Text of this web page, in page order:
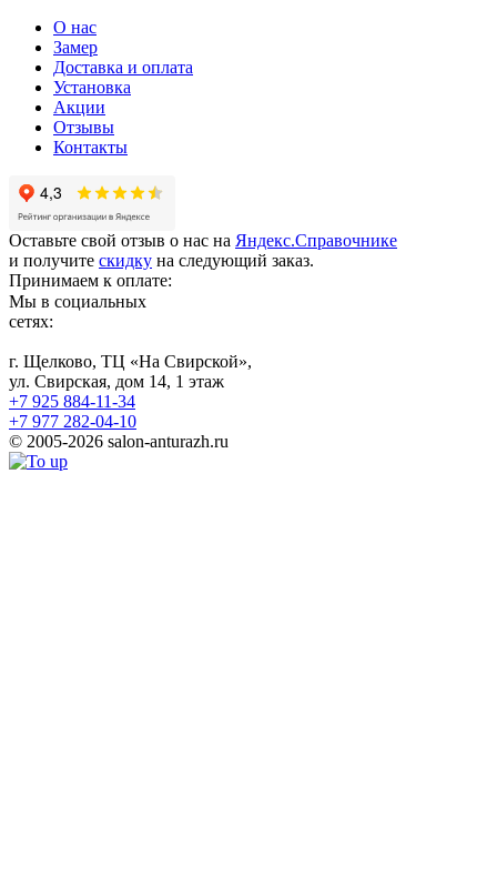
О нас
Замер
Доставка и оплата
Установка
Акции
Отзывы
Контакты
Оставьте свой отзыв о нас на Яндекс.Справочнике
и получите скидку на следующий заказ.
Принимаем к оплате:
Мы в социальных
сетях:
г. Щелково, ТЦ «На Свирской»,
ул. Свирская, дом 14, 1 этаж
+7 925 884-11-34
+7 977 282-04-10
© 2005-2026 salon-anturazh.ru